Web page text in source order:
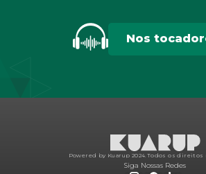
Nos
Powered by Kuarup 2024. Todos os direitos
Siga Nossas Redes